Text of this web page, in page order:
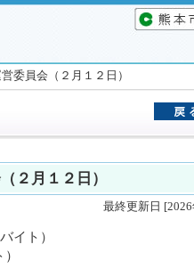
委員会（２月１２日）
２月１２日）
最終更新日
イト）